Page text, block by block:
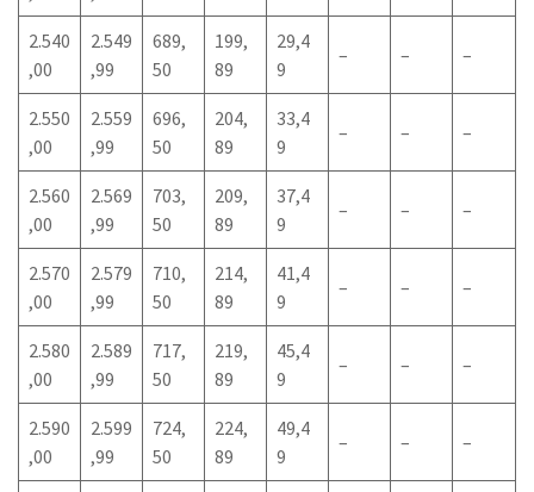
2.540
,00
2.549
,99
689,
50
199,
89
29,4
9
– – –
2.550
,00
2.559
,99
696,
50
204,
89
33,4
9
– – –
2.560
,00
2.569
,99
703,
50
209,
89
37,4
9
– – –
2.570
,00
2.579
,99
710,
50
214,
89
41,4
9
– – –
2.580
,00
2.589
,99
717,
50
219,
89
45,4
9
– – –
2.590
,00
2.599
,99
724,
50
224,
89
49,4
9
– – –